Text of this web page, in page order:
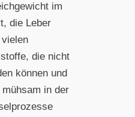
im
die Leber
die nicht
können und
in der